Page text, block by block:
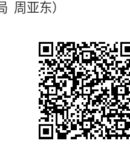
周亚东）